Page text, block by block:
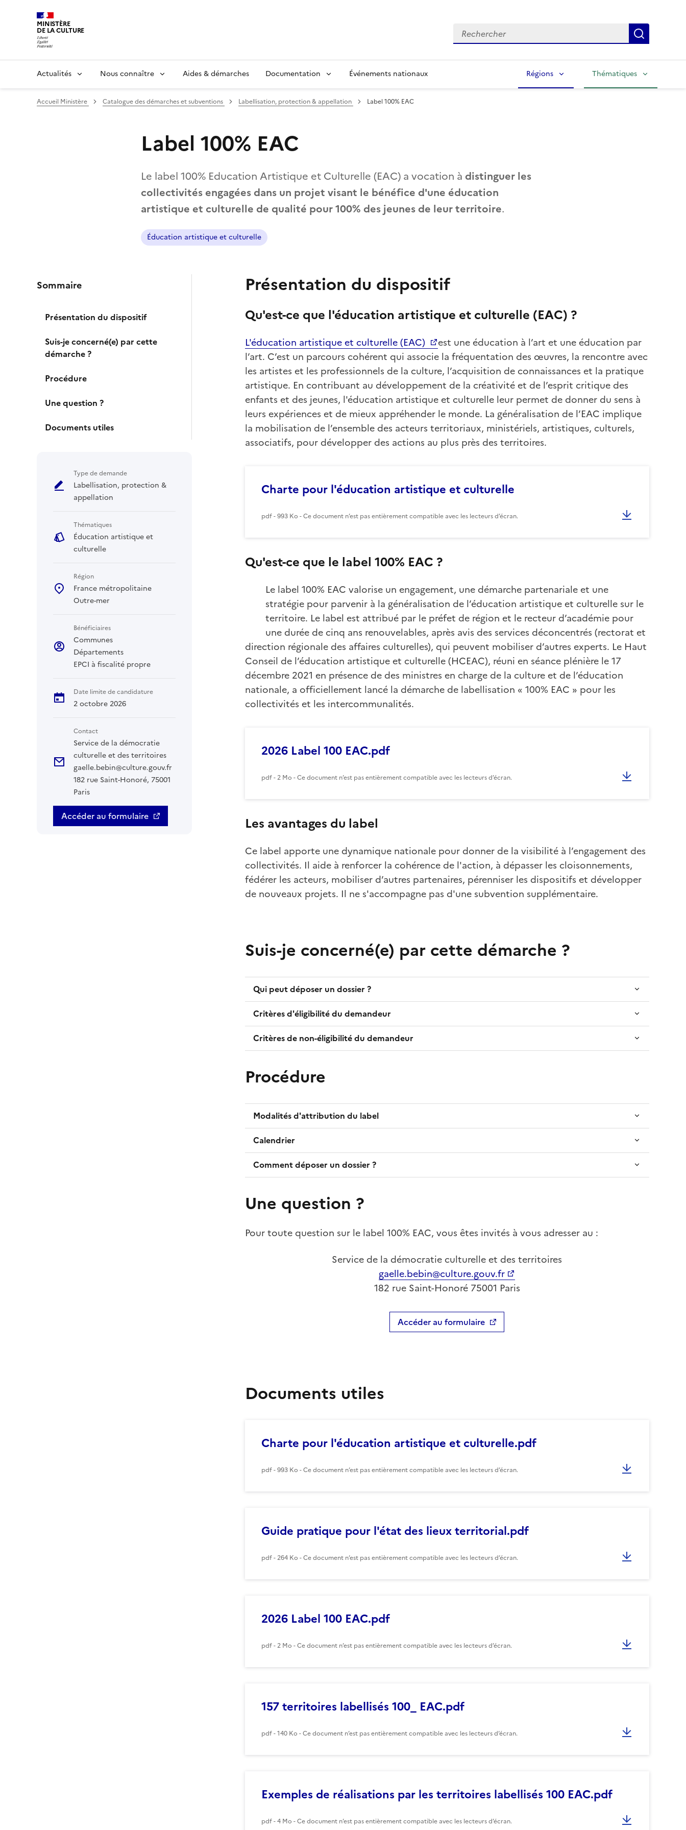
MINISTÈRE
DE LA CULTURE Rechercher
Actualités Nous connaître Aides & démarches Documentation Événements nationaux Régions Thématiques
Accueil Ministère Catalogue des démarches et subventions Labellisation, protection & appellation Label 100% EAC
Label 100% EAC
Le label 100% Education Artistique et Culturelle (EAC) a vocation à distinguer les
collectivités engagées dans un projet visant le bénéfice d'une éducation
artistique et culturelle de qualité pour 100% des jeunes de leur territoire.
Éducation artistique et culturelle
Sommaire
Présentation du dispositif
Suis-je concerné(e) par cette
démarche ?
Procédure
Une question ?
Documents utiles
Type de demande
Labellisation, protection &
appellation
Thématiques
Éducation artistique et
culturelle
Région
France métropolitaine
Outre-mer
Bénéficiaires
Communes
Départements
EPCI à fiscalité propre
Date limite de candidature
2 octobre 2026
Contact
Service de la démocratie
culturelle et des territoires
gaelle.bebin@culture.gouv.fr
182 rue Saint-Honoré, 75001
Paris
Accéder au formulaire
Présentation du dispositif
Qu'est-ce que l'éducation artistique et culturelle (EAC) ?
L'éducation artistique et culturelle (EAC)
est une éducation à l’art et une éducation par
l’art. C’est un parcours cohérent qui associe la fréquentation des œuvres, la rencontre avec
les artistes et les professionnels de la culture, l’acquisition de connaissances et la pratique
artistique. En contribuant au développement de la créativité et de l’esprit critique des
enfants et des jeunes, l'éducation artistique et culturelle leur permet de donner du sens à
leurs expériences et de mieux appréhender le monde. La généralisation de l’EAC implique
la mobilisation de l’ensemble des acteurs territoriaux, ministériels, artistiques, culturels,
associatifs, pour développer des actions au plus près des territoires.
Charte pour l'éducation artistique et culturelle
pdf - 993 Ko - Ce document n’est pas entièrement compatible avec les lecteurs d’écran.
Qu'est-ce que le label 100% EAC ?
Le label 100% EAC valorise un engagement, une démarche partenariale et une
stratégie pour parvenir à la généralisation de l’éducation artistique et culturelle sur le
territoire. Le label est attribué par le préfet de région et le recteur d’académie pour
une durée de cinq ans renouvelables, après avis des services déconcentrés (rectorat et
direction régionale des affaires culturelles), qui peuvent mobiliser d’autres experts. Le Haut
Conseil de l’éducation artistique et culturelle (HCEAC), réuni en séance plénière le 17
décembre 2021 en présence de des ministres en charge de la culture et de l’éducation
nationale, a officiellement lancé la démarche de labellisation « 100% EAC » pour les
collectivités et les intercommunalités.
2026 Label 100 EAC.pdf
pdf - 2 Mo - Ce document n’est pas entièrement compatible avec les lecteurs d’écran.
Les avantages du label
Ce label apporte une dynamique nationale pour donner de la visibilité à l’engagement des
collectivités. Il aide à renforcer la cohérence de l'action, à dépasser les cloisonnements,
fédérer les acteurs, mobiliser d’autres partenaires, pérenniser les dispositifs et développer
de nouveaux projets. Il ne s'accompagne pas d'une subvention supplémentaire.
Suis-je concerné(e) par cette démarche ?
Qui peut déposer un dossier ?
Critères d'éligibilité du demandeur
Critères de non-éligibilité du demandeur
Procédure
Modalités d'attribution du label
Calendrier
Comment déposer un dossier ?
Une question ?
Pour toute question sur le label 100% EAC, vous êtes invités à vous adresser au :
Service de la démocratie culturelle et des territoires
gaelle.bebin@culture.gouv.fr
182 rue Saint-Honoré 75001 Paris
Accéder au formulaire
Documents utiles
Charte pour l'éducation artistique et culturelle.pdf
pdf - 993 Ko - Ce document n’est pas entièrement compatible avec les lecteurs d’écran.
Guide pratique pour l'état des lieux territorial.pdf
pdf - 264 Ko - Ce document n’est pas entièrement compatible avec les lecteurs d’écran.
2026 Label 100 EAC.pdf
pdf - 2 Mo - Ce document n’est pas entièrement compatible avec les lecteurs d’écran.
157 territoires labellisés 100_ EAC.pdf
pdf - 140 Ko - Ce document n’est pas entièrement compatible avec les lecteurs d’écran.
Exemples de réalisations par les territoires labellisés 100 EAC.pdf
pdf - 4 Mo - Ce document n’est pas entièrement compatible avec les lecteurs d’écran.